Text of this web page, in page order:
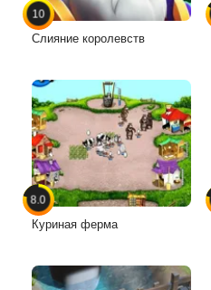
10
Слияние королевств
8.0
Куриная ферма